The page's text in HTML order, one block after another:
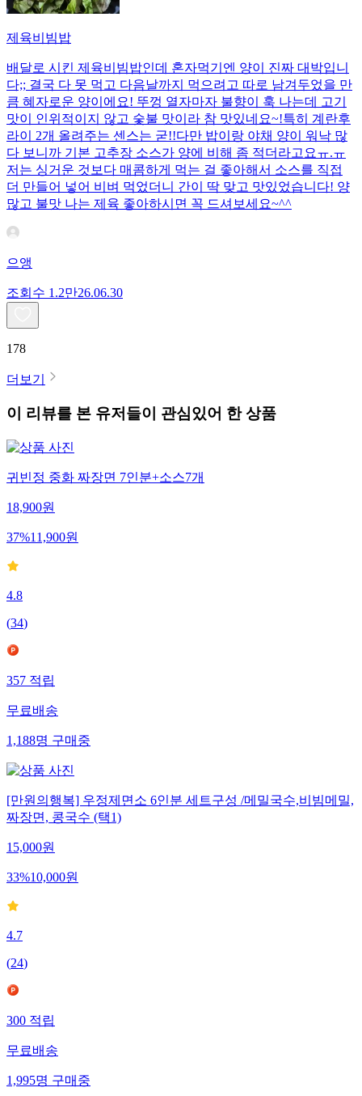
제육비빔밥
배달로 시킨 제육비빔밥인데 혼자먹기엔 양이 진짜 대박입니
다;; 결국 다 못 먹고 다음날까지 먹으려고 따로 남겨두었을 만
큼 혜자로운 양이에요! 뚜껑 열자마자 불향이 훅 나는데 고기
맛이 인위적이지 않고 숯불 맛이라 참 맛있네요~!특히 계란후
라이 2개 올려주는 센스는 굳!! ​다만 밥이랑 야채 양이 워낙 많
다 보니까 기본 고추장 소스가 양에 비해 좀 적더라고요ㅠ.ㅠ
저는 싱거운 것보다 매콤하게 먹는 걸 좋아해서 소스를 직접
더 만들어 넣어 비벼 먹었더니 간이 딱 맞고 맛있었습니다! 양
많고 불맛 나는 제육 좋아하시면 꼭 드셔보세요~^^
으앵
조회수 1.2만26.06.30
178
더보기
이 리뷰를 본 유저들이 관심있어 한 상품
귀빈정 중화 짜장면 7인분+소스7개
18,900원
37%11,900원
4.8
(34)
357 적립
무료배송
1,188명 구매중
[만원의행복] 우정제면소 6인분 세트구성 /메밀국수,비빔메밀,
짜장면, 콩국수 (택1)
15,000원
33%10,000원
4.7
(24)
300 적립
무료배송
1,995명 구매중